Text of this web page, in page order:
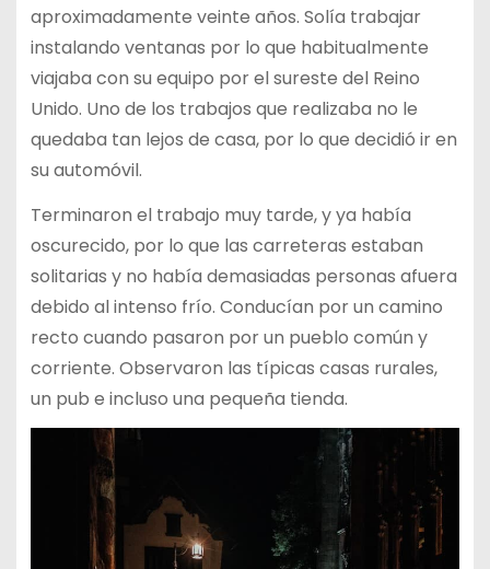
aproximadamente veinte años. Solía trabajar
instalando ventanas por lo que habitualmente
viajaba con su equipo por el sureste del Reino
Unido. Uno de los trabajos que realizaba no le
quedaba tan lejos de casa, por lo que decidió ir en
su automóvil.
Terminaron el trabajo muy tarde, y ya había
oscurecido, por lo que las carreteras estaban
solitarias y no había demasiadas personas afuera
debido al intenso frío. Conducían por un camino
recto cuando pasaron por un pueblo común y
corriente. Observaron las típicas casas rurales,
un pub e incluso una pequeña tienda.